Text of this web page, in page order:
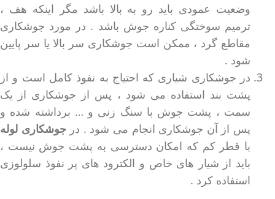
وضعیت عمودی باید رو به بالا باشد مگر اینکه هف ،
ترمیم سوختگی کناره جوش باشد . در مورد جوشکاری
مقاطع گرد ، ممکن است جوشکاری سر بالا یا سر پایین
شود .
در جوشکاری شیاری که احتیاج به نفوذ کامل است و از
پشت بند استفاده می شود ، پس از جوشکاری از یک
سمت ، پشت جوش با سنگ زنی و … برداشته شده و
پس از آن جوشکاری انجام می شود . درجوشکاری لوله
با قطر کم که امکان دسترسی به پشت جوش نیست ،
باید از شیار های خاص و الکترود های پر نفوذ سلولوزی
استفاده کرد .